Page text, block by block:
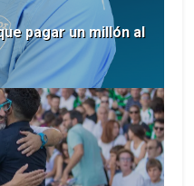
pagar un millón al